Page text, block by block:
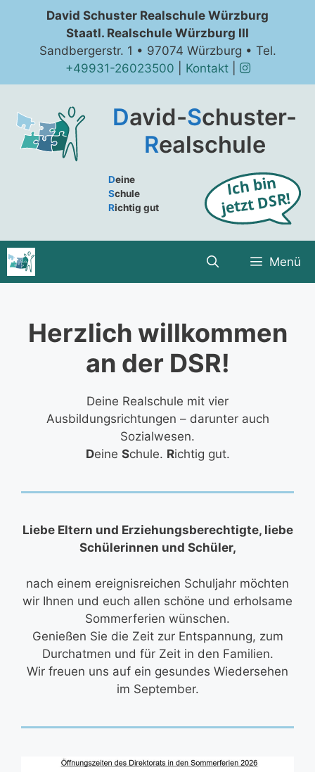
springen
David Schuster Realschule Würzburg
Staatl. Realschule Würzburg III
Sandbergerstr. 1 • 97074 Würzburg • Tel.
+49931-26023500
Kontakt|
David-Schuster-
Realschule
Deine
Schule
Richtig gut
Menü
Herzlich willkommen
an der DSR!
Deine Realschule mit vier
Ausbildungsrichtungen – darunter auch
Sozialwesen.
Deine Schule. Richtig gut.
Liebe Eltern und Erziehungsberechtigte, liebe
Schülerinnen und Schüler,
nach einem ereignisreichen Schuljahr möchten
wir Ihnen und euch allen schöne und erholsame
Sommerferien wünschen.
Genießen Sie die Zeit zur Entspannung, zum
Durchatmen und für Zeit in den Familien.
Wir freuen uns auf ein gesundes Wiedersehen
im September.